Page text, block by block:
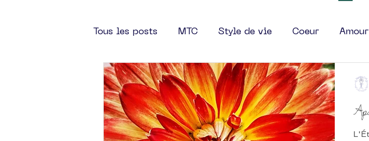
Tous les posts MTC Style de vie Coeur Amour